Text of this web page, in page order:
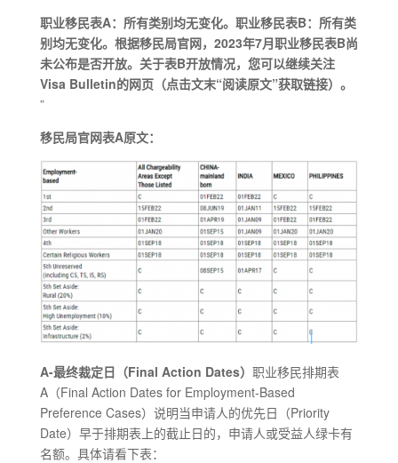
职业移民表A：所有类别均无变化。 职业移民表B： 所有类
别均无变化。 根据移民局官网，2023年7月职业移民表B尚
未公布是否开放。关于表B开放情况，您可以继续关注
Visa Bulletin的网页（点击文末“阅读原文”获取链接）。
”
移民局官网表A原文：
A-最终裁定日（Final Action Dates） 职业移民排期表
A（Final Action Dates for Employment-Based
Preference Cases）说明当申请人的优先日（Priority
Date）早于排期表上的截止日的，申请人或受益人绿卡有
名额。具体请看下表：